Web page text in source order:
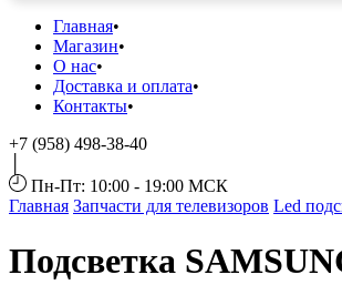
Главная
Магазин
О нас
Доставка и оплата
Контакты
+7 (958) 498-38-40
Пн-Пт: 10:00 - 19:00 МСК
Главная Запчасти для телевизоров Led
Подсветка